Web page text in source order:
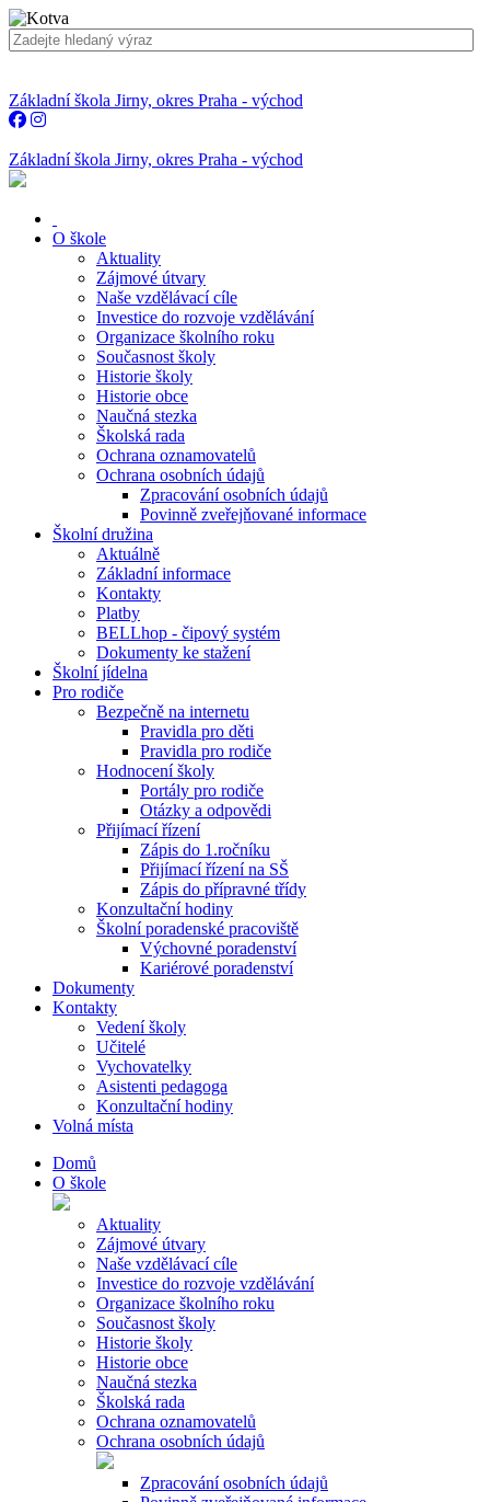
Základní škola Jirny, okres Praha - východ
Základní škola Jirny, okres Praha - východ
O škole
Aktuality
Zájmové útvary
Naše vzdělávací cíle
Investice do rozvoje vzdělávání
Organizace školního roku
Současnost školy
Historie školy
Historie obce
Naučná stezka
Školská rada
Ochrana oznamovatelů
Ochrana osobních údajů
Zpracování osobních údajů
Povinně zveřejňované informace
Školní družina
Aktuálně
Základní informace
Kontakty
Platby
BELLhop - čipový systém
Dokumenty ke stažení
Školní jídelna
Pro rodiče
Bezpečně na internetu
Pravidla pro děti
Pravidla pro rodiče
Hodnocení školy
Portály pro rodiče
Otázky a odpovědi
Přijímací řízení
Zápis do 1.ročníku
Přijímací řízení na SŠ
Zápis do přípravné třídy
Konzultační hodiny
Školní poradenské pracoviště
Výchovné poradenství
Kariérové poradenství
Dokumenty
Kontakty
Vedení školy
Učitelé
Vychovatelky
Asistenti pedagoga
Konzultační hodiny
Volná místa
Domů
O škole
Aktuality
Zájmové útvary
Naše vzdělávací cíle
Investice do rozvoje vzdělávání
Organizace školního roku
Současnost školy
Historie školy
Historie obce
Naučná stezka
Školská rada
Ochrana oznamovatelů
Ochrana osobních údajů
Zpracování osobních údajů